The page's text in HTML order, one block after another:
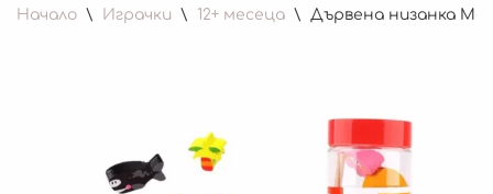
Начало \ Играчки \ 12+ месеца \ Дървена низанка